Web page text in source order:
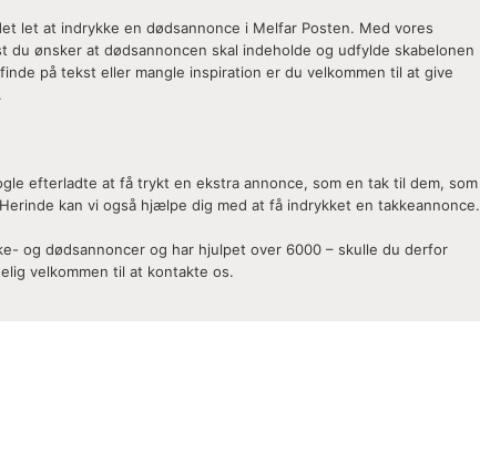
let at indrykke en dødsannonce i Melfar Posten. Med vores
ønsker at dødsannoncen skal indeholde og udfylde skabelonen
på tekst eller mangle inspiration er du velkommen til at give
efterladte at få trykt en ekstra annonce, som en tak til dem, som
kan vi også hjælpe dig med at få indrykket en takkeannonce.
og dødsannoncer og har hjulpet over 6000 – skulle du derfor
velkommen til at kontakte os.